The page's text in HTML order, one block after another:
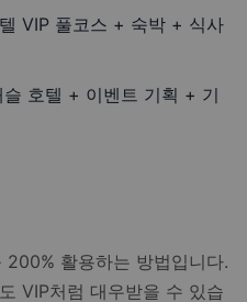
VIP 풀코스 + 숙박 + 식사
호텔 + 이벤트 기획 + 기
활용하는 방법입니다.
VIP처럼 대우받을 수 있습